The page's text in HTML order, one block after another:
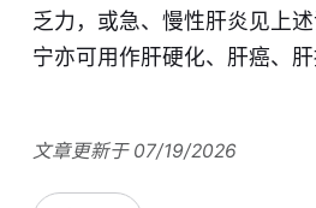
乏力，或急、慢性肝炎见上
宁亦可用作肝硬化、肝癌、肝
文章更新于 07/19/2026